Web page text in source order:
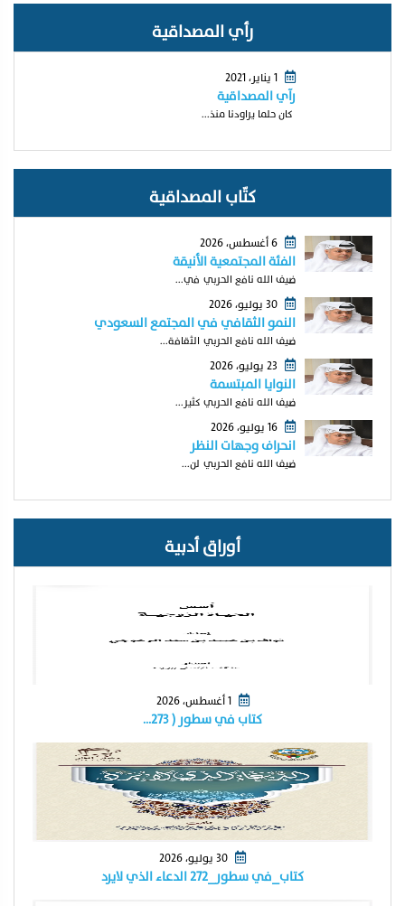
رأي المصداقية
1 يناير، 2021
رآي المصداقية
كان حلما يراودنا منذ...
كتّاب المصداقية
6 أغسطس، 2026
الفئة المجتمعية الأنيقة
ضيف الله نافع الحربي في...
30 يوليو، 2026
النمو الثقافي في المجتمع السعودي
ضيف الله نافع الحربي الثقافة...
النوايا المبتسمة
ضيف الله نافع الحربي كثير...
16 يوليو، 2026
انحراف وجهات النظر
ضيف الله نافع الحربي لن...
أوراق أدبية
1 أغسطس، 2026
كتاب في سطور ( ٢٧٣…
كتاب_في سطور_٢٧٢ الدعاء الذي لايرد